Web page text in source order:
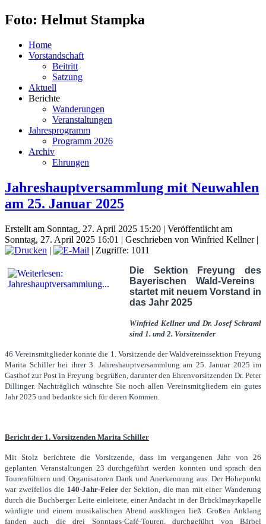
Foto: Helmut Stampka
Home
Vorstandschaft
Beitritt
Satzung
Aktuell
Berichte
Wanderungen
Veranstaltungen
Jahresprogramm
Programm 2026
Archiv
Ehrungen
Jahreshauptversammlung mit Neuwahlen
am 25. Januar 2025
Erstellt am Sonntag, 27. April 2025 15:20 | Veröffentlicht am
Sonntag, 27. April 2025 16:01 | Geschrieben von Winfried Kellner|
|
| Zugriffe: 1011
Die Sektion Freyung des
Bayerischen Wald-Vereins
startet mit neuem Vorstand in
das Jahr 2025
Winfried Kellner und Dr. Josef Schraml
sind 1. und 2. Vorsitzender
46 Vereinsmitglieder konnte die 1. Vorsitzende der Waldvereinssektion Freyung
Marita Schiller bei ihrer 3. Jahreshauptversammlung am 25. Januar 2025 im
Gasthof zur Post in Freyung begrüßen, darunter den Ehrenvorsitzenden Dr. Peter
Dillinger. Nachträglich wünschte Sie noch allen Vereinsmitgliedern ein gutes
Jahr 2025 und bedankte sich für deren Kommen.
Bericht der 1. Vorsitzenden Marita Schiller
Mit Stolz berichtete die Vorsitzende, dass im vergangenen Jahr von 26
geplanten Veranstaltungen 23 durchgeführt werden konnten und sprach den
Tourenführern und Organisatoren Dank und Anerkennung aus. Der Höhepunkt
war zweifellos die 140-Jahr-Feierder Sektion, die man mit einer Wanderung
durch die Buchberger Leite einleitete, einer Andacht in der Brücklmayrkapelle
würdigte und einem musikalischen Abend ausklingen ließ. Großen Anklang
fanden auch die drei Sonntags-Café-Touren, durchgeführt von Bärbel